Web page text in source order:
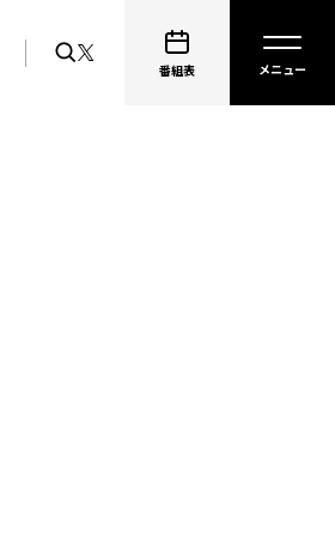
番組表